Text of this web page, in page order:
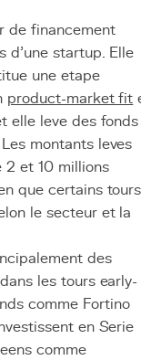
de financement
d'une startup. Elle
une etape
product-market fit
elle leve des fonds
montants leves
2 et 10 millions
que certains tours
le secteur et la
des
les tours early-
comme Fortino
en Serie
comme